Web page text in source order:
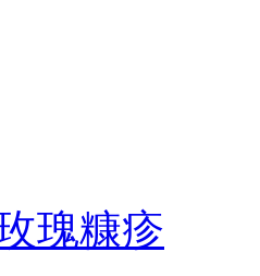
瑰糠疹